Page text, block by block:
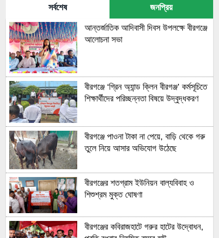
সর্বশেষ জনপ্রিয়
আন্তর্জাতিক আদিবাসী দিবস উপলক্ষে বীরগঞ্জে
আলোচনা সভা
বীরগঞ্জে ‘গ্রিন অ্যান্ড ক্লিন বীরগঞ্জ’ কর্মসূচিতে
শিক্ষার্থীদের পরিচ্ছন্নতা বিষয়ে উদ্বুদ্ধকরণ
বীরগঞ্জে পাওনা টাকা না পেয়ে, বাড়ি থেকে গরু
তুলে নিয়ে আসার অভিযোগ উঠেছে
বীরগঞ্জের শতগ্রাম ইউনিয়ন বাল্যবিবাহ ও
শিশুশ্রম মুক্ত ঘোষণা
বীরগঞ্জের কবিরাজহাটে গরুর হাটের উদ্বোধন,